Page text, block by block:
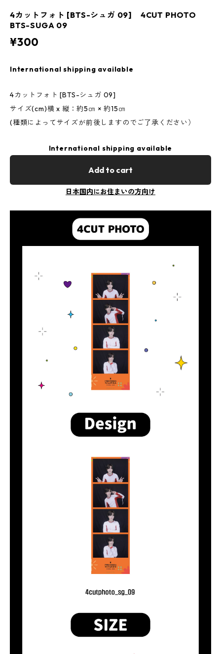
4カットフォト [BTS-シュガ 09] 4CUT PHOTO
BTS-SUGA 09
¥300
International shipping available
4カットフォト [BTS-シュガ 09]
サイズ(cm)横 x 縦：約5㎝ × 約15㎝
(種類によってサイズが前後しますのでご了承ください）
International shipping available
Add to cart
日本国内にお住まいの方向け